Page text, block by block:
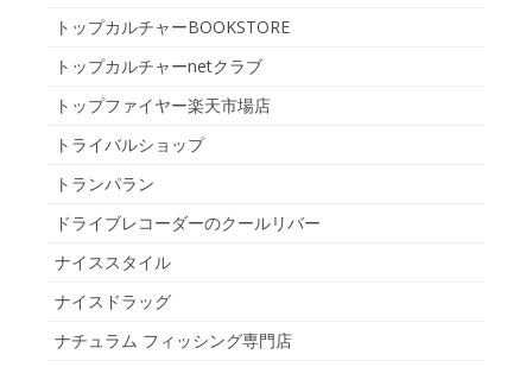
トップカルチャーBOOKSTORE
トップカルチャーnetクラブ
トップファイヤー楽天市場店
トライバルショップ
トランパラン
ドライブレコーダーのクールリバー
ナイススタイル
ナイスドラッグ
ナチュラム フィッシング専門店